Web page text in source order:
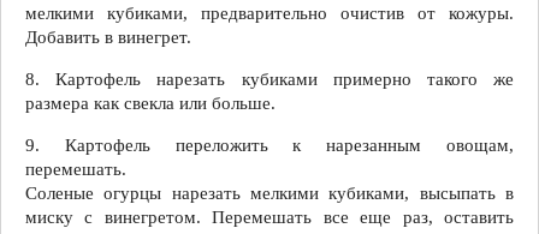
мелкими кубиками, предварительно очистив от кожуры.
Добавить в винегрет.
8. Картофель нарезать кубиками примерно такого же
размера как свекла или больше.
9. Картофель переложить к нарезанным овощам,
перемешать.
Соленые огурцы нарезать мелкими кубиками, высыпать в
миску с винегретом. Перемешать все еще раз, оставить